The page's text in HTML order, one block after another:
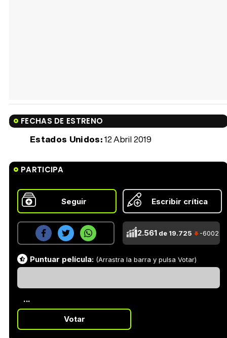
FECHAS DE ESTRENO
Estados Unidos:12 Abril 2019
PARTICIPA
Seguir Escribir crítica
12.561 de 19.725 -6002
Puntuar película: (Arrastra la barra y pulsa Votar)
...
Votar